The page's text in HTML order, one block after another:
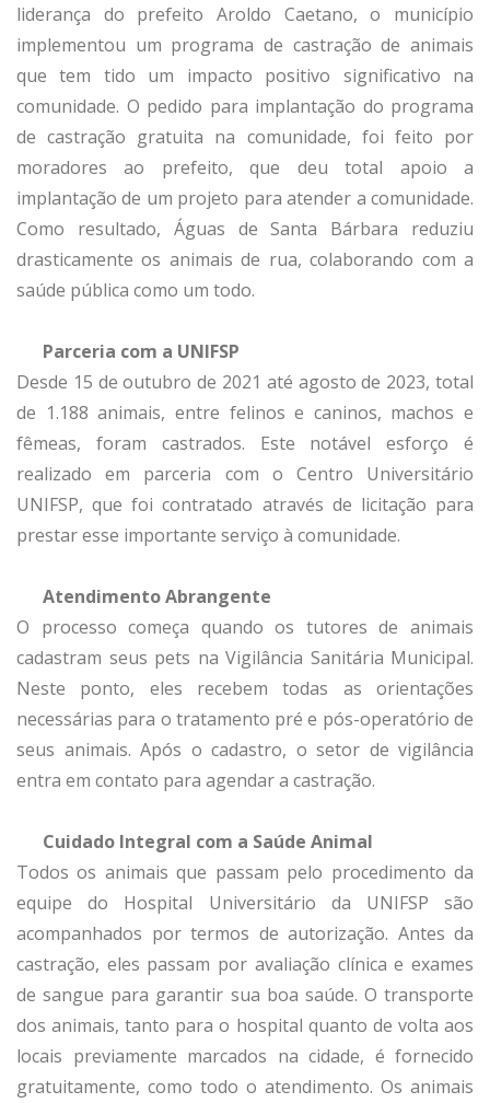
liderança do prefeito Aroldo Caetano, o município
implementou um programa de castração de animais
que tem tido um impacto positivo significativo na
comunidade. O pedido para implantação do programa
de castração gratuita na comunidade, foi feito por
moradores ao prefeito, que deu total apoio a
implantação de um projeto para atender a comunidade.
Como resultado, Águas de Santa Bárbara reduziu
drasticamente os animais de rua, colaborando com a
saúde pública como um todo.
Parceria com a UNIFSP
Desde 15 de outubro de 2021 até agosto de 2023, total
de 1.188 animais, entre felinos e caninos, machos e
fêmeas, foram castrados. Este notável esforço é
realizado em parceria com o Centro Universitário
UNIFSP, que foi contratado através de licitação para
prestar esse importante serviço à comunidade.
Atendimento Abrangente
O processo começa quando os tutores de animais
cadastram seus pets na Vigilância Sanitária Municipal.
Neste ponto, eles recebem todas as orientações
necessárias para o tratamento pré e pós-operatório de
seus animais. Após o cadastro, o setor de vigilância
entra em contato para agendar a castração.
Cuidado Integral com a Saúde Animal
Todos os animais que passam pelo procedimento da
equipe do Hospital Universitário da UNIFSP são
acompanhados por termos de autorização. Antes da
castração, eles passam por avaliação clínica e exames
de sangue para garantir sua boa saúde. O transporte
dos animais, tanto para o hospital quanto de volta aos
locais previamente marcados na cidade, é fornecido
gratuitamente, como todo o atendimento. Os animais